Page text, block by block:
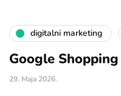
digitalni marketing
Google
29. Maja 2026.